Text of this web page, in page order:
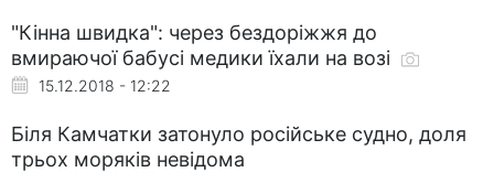
"Кінна швидка": через бездоріжжя до
вмираючої бабусі медики їхали на возі
15.12.2018 - 12:22
Біля Камчатки затонуло російське судно, доля
трьох моряків невідома